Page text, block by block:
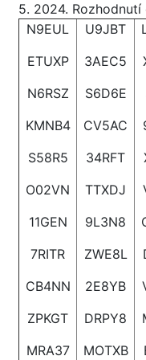
5. 2024.
N9EUL
ETUXP
N6RSZ
KMNB4
S58R5
O02VN
11GEN
7RITR
CB4NN
ZPKGT
MRA37
U9JBT
3AEC5
S6D6E
CV5AC
34RFT
TTXDJ
9L3N8
ZWE8L
2E8YB
DRPY8
MOTXB